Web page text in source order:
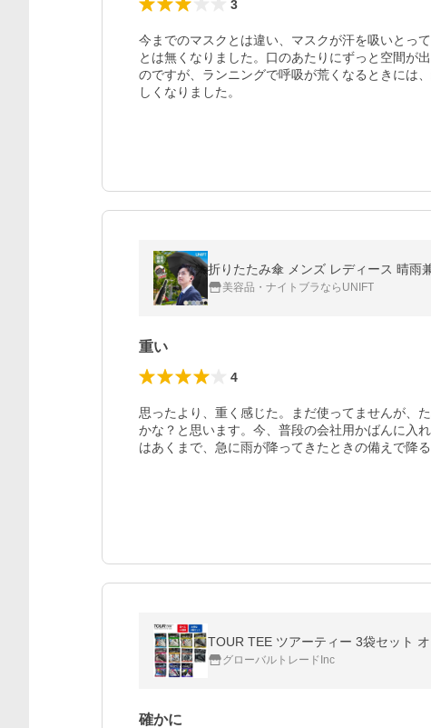
3
今までのマスクとは違い、マスクが汗を吸いとっ
とは無くなりました。口のあたりにずっと空間が
のですが、ランニングで呼吸が荒くなるときには
しくなりました。
折りたたみ傘 メンズ レディース 晴雨
美容品・ナイトブラならUNIFT
重い
4
思ったより、重く感じた。まだ使ってませんが、
かな？と思います。今、普段の会社用かばんに入
はあくまで、急に雨が降ってきたときの備えで降
TOUR TEE ツアーティー 3袋セット
グローバルトレードInc
確かに